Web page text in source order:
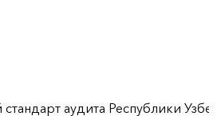
аудита Республики